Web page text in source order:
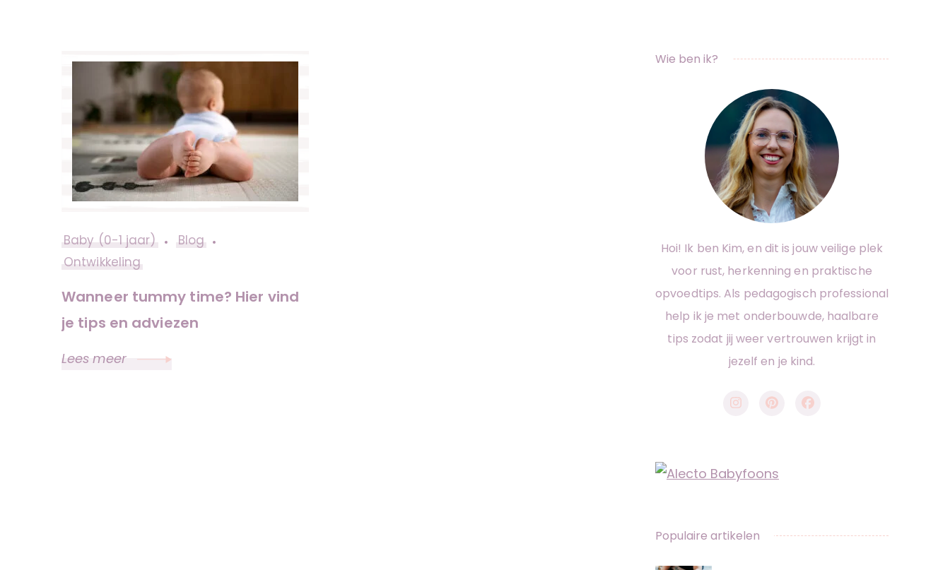
Baby (0-1 jaar)
Blog
Ontwikkeling
Wanneer tummy time? Hier vind
je tips en adviezen
Lees meer
Wie ben ik?
Hoi! Ik ben Kim, en dit is jouw veilige plek
voor rust, herkenning en praktische
opvoedtips. Als pedagogisch professional
help ik je met onderbouwde, haalbare
tips zodat jij weer vertrouwen krijgt in
jezelf en je kind.
Populaire artikelen